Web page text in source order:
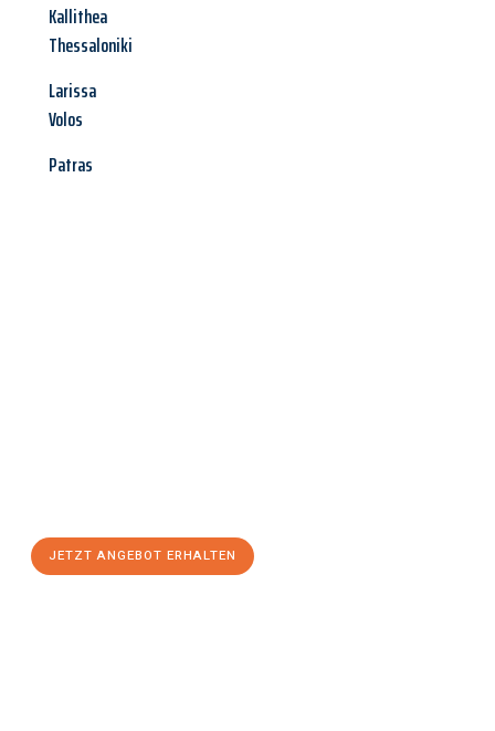
Kallithea
Thessaloniki
Larissa
Volos
Patras
JETZT ANGEBOT ERHALTEN